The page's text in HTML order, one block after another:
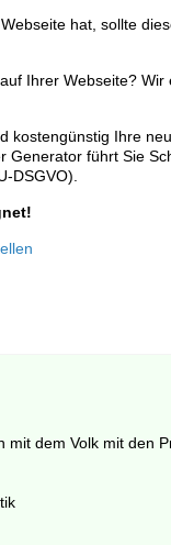
hat, sollte
Ihrer Webseite?
kostengünstig Ihre
führt Sie
DSGVO).
mit dem Volk mit den